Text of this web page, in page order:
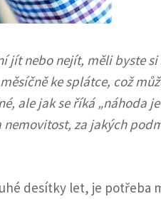
jít nebo nejít, měli byste
ke splátce, což
ale jak se říká „náhoda
za jakých
desítky let, je potřeba